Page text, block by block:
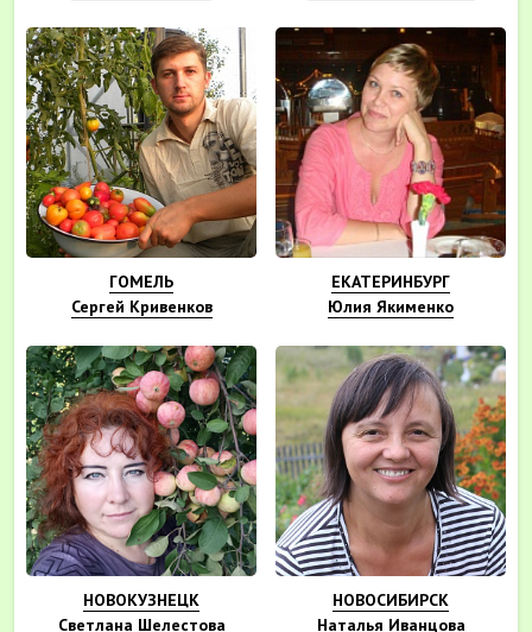
ГОМЕЛЬ
Сергей Кривенков
ЕКАТЕРИНБУРГ
Юлия Якименко
НОВОКУЗНЕЦК
Светлана Шелестова
НОВОСИБИРСК
Наталья Иванцова